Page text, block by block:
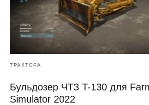
ТРАКТОРА
Бульдозер ЧТЗ T-130 для
Simulator 2022